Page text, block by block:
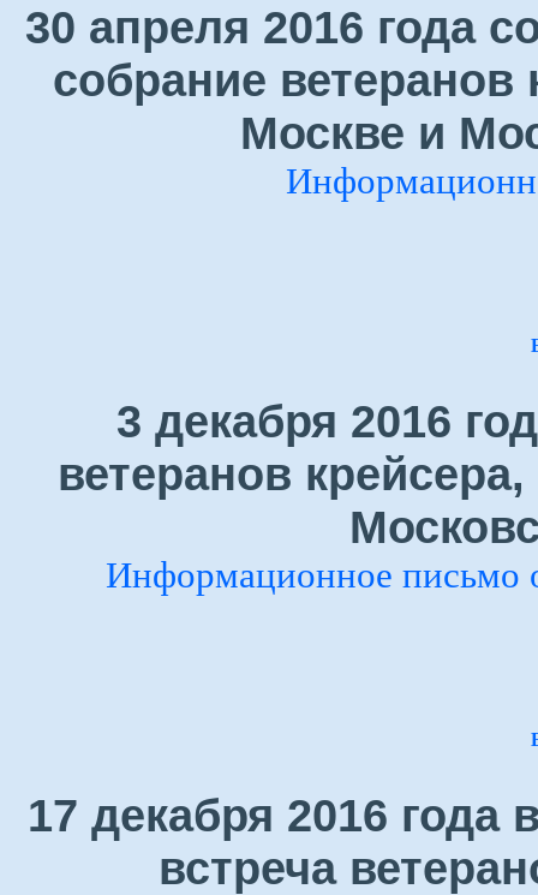
30 апреля 2016 года
собрание
Москве и
3 декабря 2016
ветеранов
Информационное письмо
17 декабря 2016 года
встреча